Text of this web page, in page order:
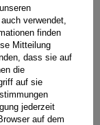
der Auswahl.
Sie bitte Ihre
verwendet,
finden
Mitteilung
dass sie auf
die
auf sie
jederzeit
auf dem